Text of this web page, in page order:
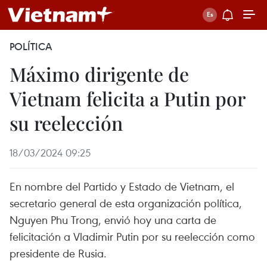
POLÍTICA
Máximo dirigente de
Vietnam felicita a Putin por
su reelección
18/03/2024 09:25
En nombre del Partido y Estado de Vietnam, el
secretario general de esta organización política,
Nguyen Phu Trong, envió hoy una carta de
felicitación a Vladimir Putin por su reelección como
presidente de Rusia.